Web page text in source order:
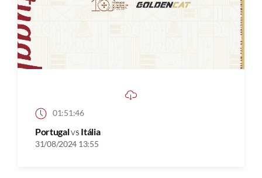
01:51:46
Portugalvs Itália
31/08/2024 13:55